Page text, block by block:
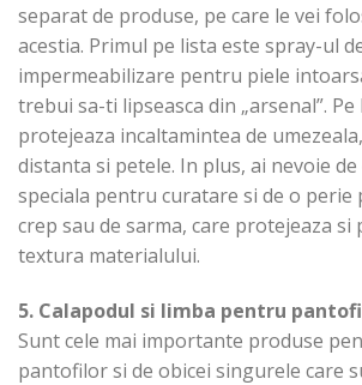
separat de produse, pe care le vei
acestia. Primul pe lista este spray-ul
impermeabilizare pentru piele
trebui sa-ti lipseasca din „arsenal”.
protejeaza incaltamintea de
distanta si petele. In plus, ai nevoie
speciala pentru curatare si de o perie
crep sau de sarma, care protejeaza si
textura materialului.
5. Calapodul si limba pentru pantofi
Sunt cele mai importante produse
pantofilor si de obicei singurele care